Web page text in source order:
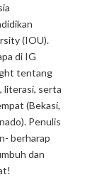
(IOU).
di IG
tentang
literasi, serta
(Bekasi,
Penulis
berharap
dan